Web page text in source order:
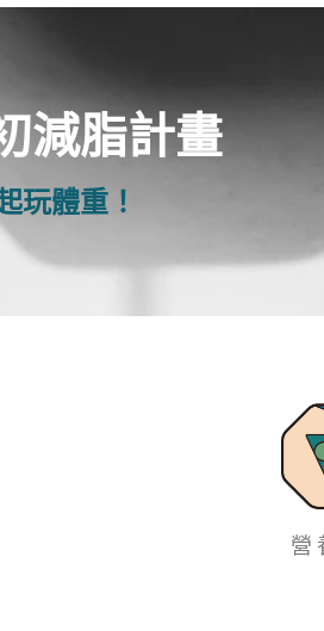
減脂計畫
玩體重！
營